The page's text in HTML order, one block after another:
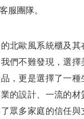
服團隊。
北歐風系統櫃及其
們不難發現，選擇
，更是選擇了一種
的設計、一流的材
眾多家庭的信任與